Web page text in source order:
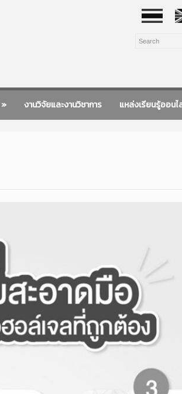
» งานวิจัยและงานวิชาการ แหล่งเรียนรู้ออนไ